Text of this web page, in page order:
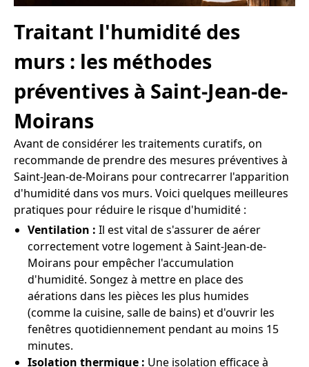
Traitant l'humidité des
murs : les méthodes
préventives à Saint-Jean-de-
Moirans
Avant de considérer les traitements curatifs, on
recommande de prendre des mesures préventives à
Saint-Jean-de-Moirans pour contrecarrer l'apparition
d'humidité dans vos murs. Voici quelques meilleures
pratiques pour réduire le risque d'humidité :
Ventilation : Il est vital de s'assurer de aérer
correctement votre logement à Saint-Jean-de-
Moirans pour empêcher l'accumulation
d'humidité. Songez à mettre en place des
aérations dans les pièces les plus humides
(comme la cuisine, salle de bains) et d'ouvrir les
fenêtres quotidiennement pendant au moins 15
minutes.
Isolation thermique : Une isolation efficace à